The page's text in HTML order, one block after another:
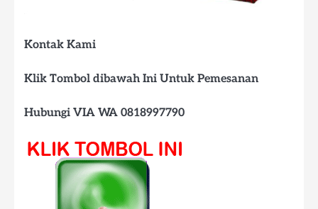
Kontak Kami
Klik Tombol dibawah Ini Untuk Pemesanan
Hubungi VIA WA 0818997790